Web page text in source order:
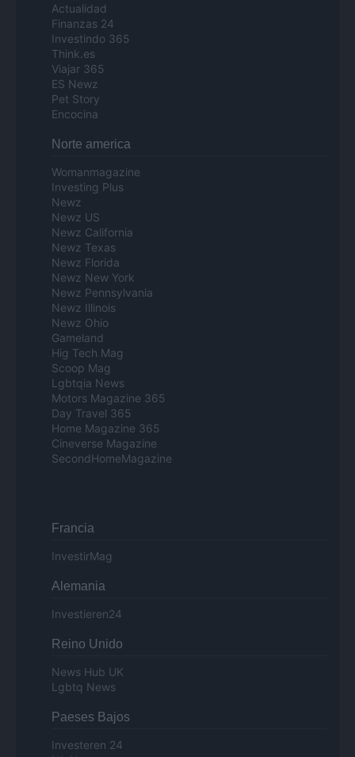
Actualidad
Finanzas 24
Investindo 365
Think.es
Viajar 365
ES Newz
Pet Story
Encocina
Norte america
Womanmagazine
Investing Plus
Newz
Newz US
Newz California
Newz Texas
Newz Florida
Newz New York
Newz Pennsylvania
Newz Illinois
Newz Ohio
Gameland
Hig Tech Mag
Scoop Mag
Lgbtqia News
Motors Magazine 365
Day Travel 365
Home Magazine 365
Cineverse Magazine
SecondHomeMagazine
Francia
InvestirMag
Alemania
Investieren24
Reino Unido
News Hub UK
Lgbtq News
Paeses Bajos
Investeren 24